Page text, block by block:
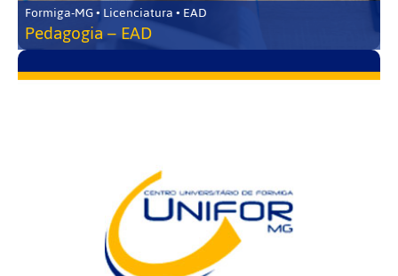
Formiga-MG • Licenciatura • EAD
Pedagogia – EAD